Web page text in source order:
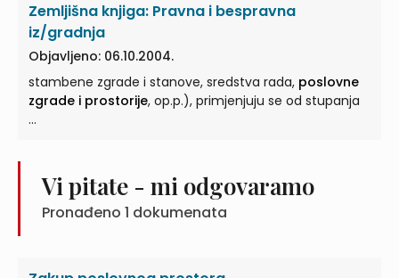
Zemljišna knjiga: Pravna i bespravna
iz/gradnja
Objavljeno: 06.10.2004.
stambene zgrade i stanove, sredstva rada, poslovne
zgrade i prostorije, op.p.), primjenjuju se od stupanja
...
Vi pitate - mi odgovaramo
Pronađeno 1 dokumenata